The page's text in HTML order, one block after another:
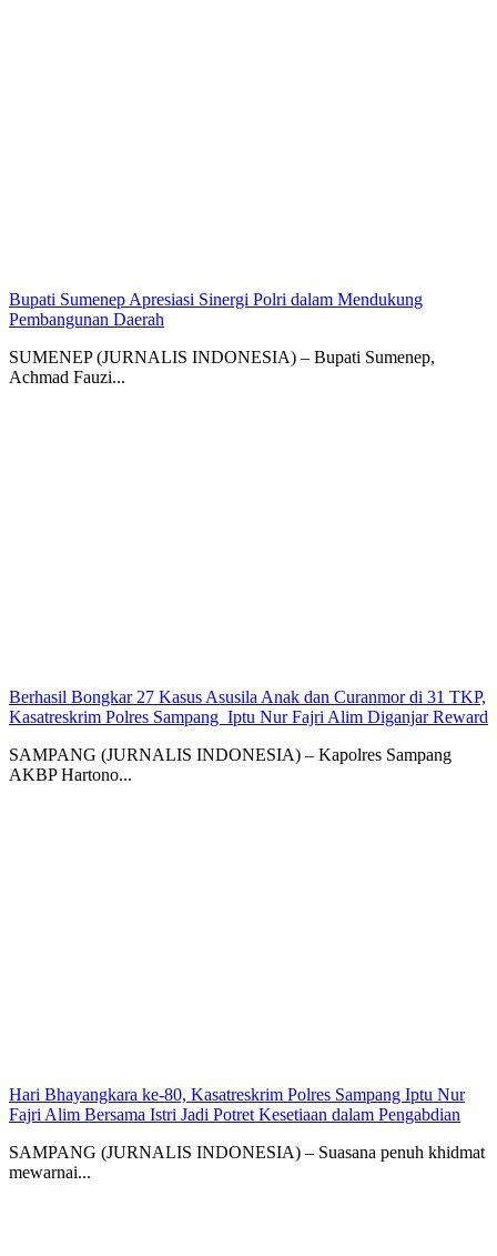
Bupati Sumenep Apresiasi Sinergi Polri dalam Mendukung
Pembangunan Daerah
SUMENEP (JURNALIS INDONESIA) – Bupati Sumenep,
Achmad Fauzi...
Berhasil Bongkar 27 Kasus Asusila Anak dan Curanmor di 31 TKP,
Kasatreskrim Polres Sampang Iptu Nur Fajri Alim Diganjar Reward
SAMPANG (JURNALIS INDONESIA) – Kapolres Sampang
AKBP Hartono...
Hari Bhayangkara ke-80, Kasatreskrim Polres Sampang Iptu Nur
Fajri Alim Bersama Istri Jadi Potret Kesetiaan dalam Pengabdian
SAMPANG (JURNALIS INDONESIA) – Suasana penuh khidmat
mewarnai...